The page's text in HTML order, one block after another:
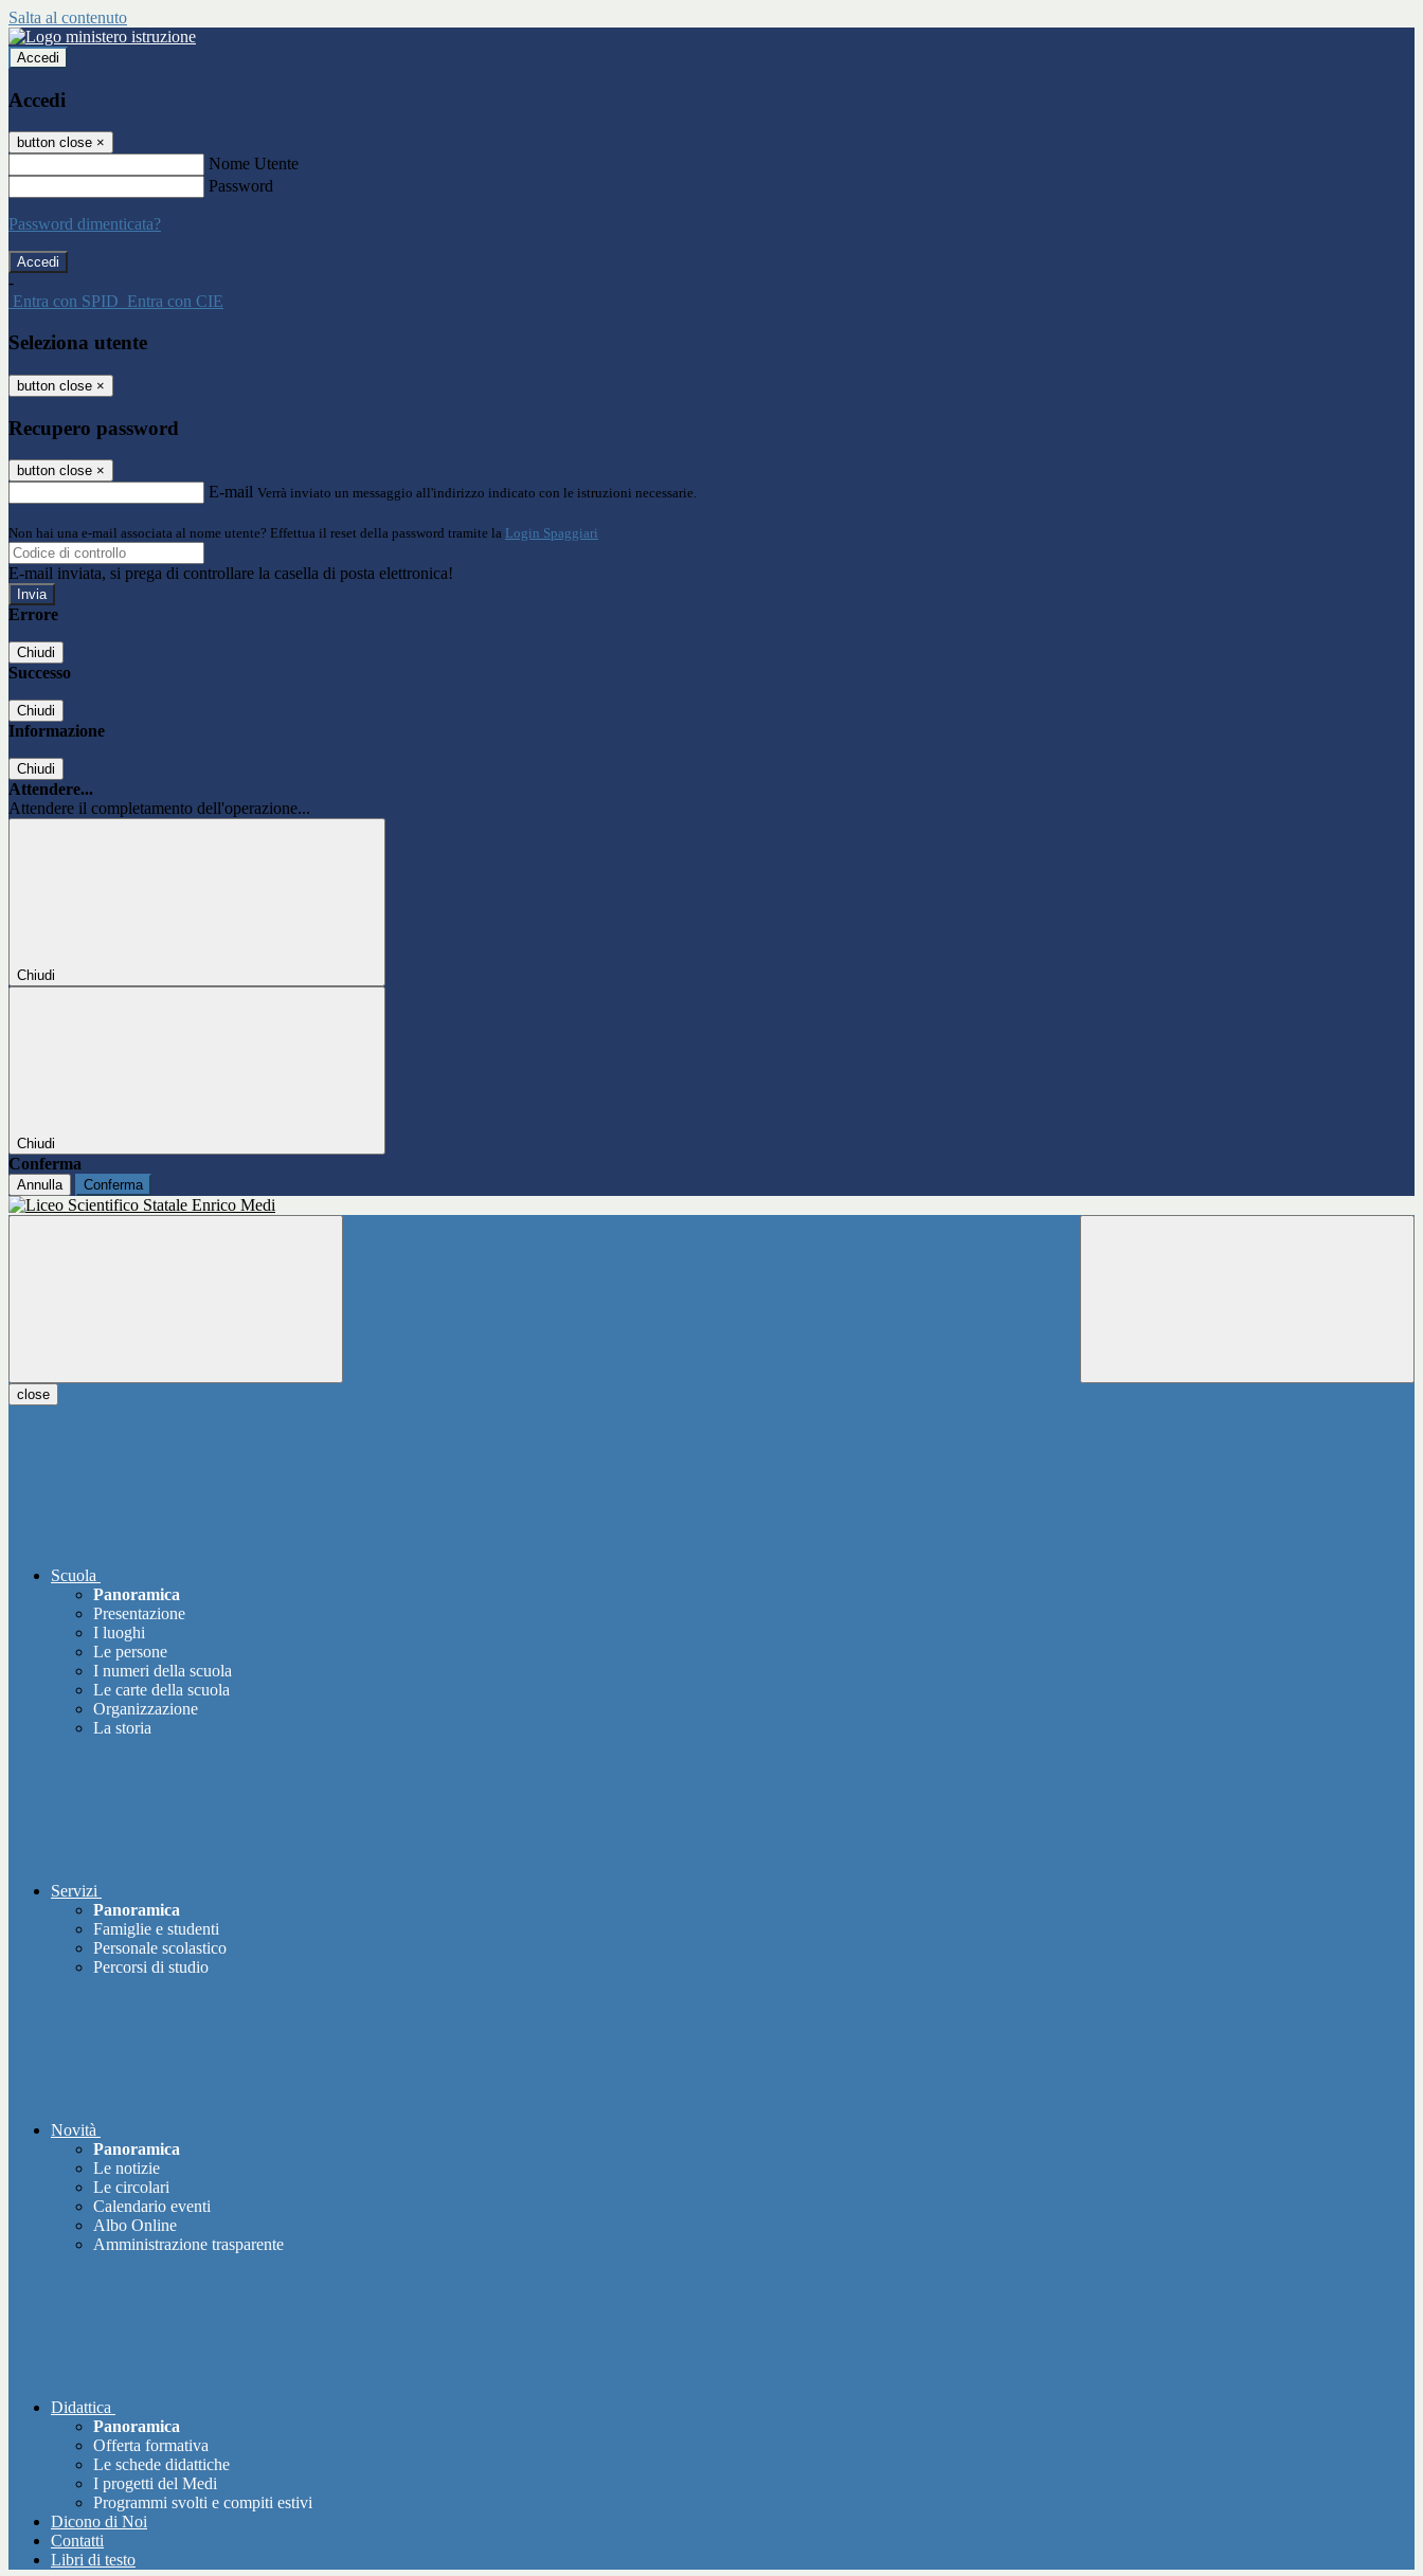
Salta al contenuto
Accedi
Accedi
button close ×
Nome Utente
Password
Password dimenticata?
-
Entra con SPID Entra con CIE
Seleziona utente
button close ×
Recupero password
button close ×
E-mail Verrà inviato un messaggio all'indirizzo indicato con le istruzioni necessarie.
Non hai una e-mail associata al nome utente? Effettua il reset della password tramite la Login Spaggiari
E-mail inviata, si prega di controllare la casella di posta elettronica!
Errore
Chiudi
Successo
Chiudi
Informazione
Chiudi
Attendere...
Attendere il completamento dell'operazione...
Chiudi
Chiudi
Conferma
Annulla Conferma
close
Scuola
Panoramica
Presentazione
I luoghi
Le persone
I numeri della scuola
Le carte della scuola
Organizzazione
La storia
Servizi
Panoramica
Famiglie e studenti
Personale scolastico
Percorsi di studio
Novità
Panoramica
Le notizie
Le circolari
Calendario eventi
Albo Online
Amministrazione trasparente
Didattica
Panoramica
Offerta formativa
Le schede didattiche
I progetti del Medi
Programmi svolti e compiti estivi
Dicono di Noi
Contatti
Libri di testo